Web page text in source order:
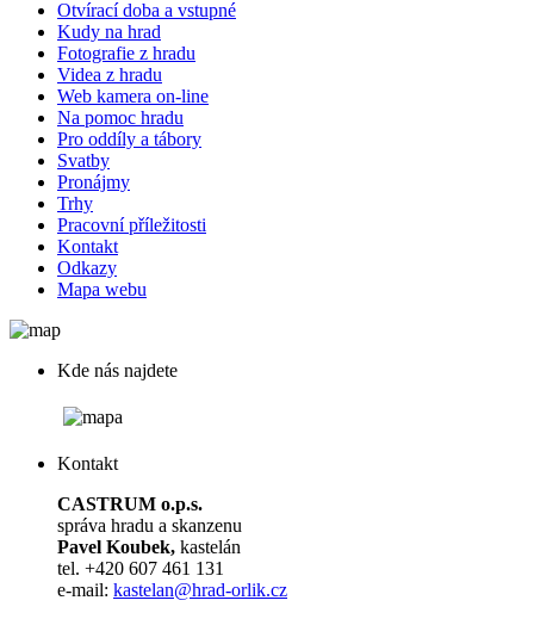
Otvírací doba a vstupné
Kudy na hrad
Fotografie z hradu
Videa z hradu
Web kamera on-line
Na pomoc hradu
Pro oddíly a tábory
Svatby
Pronájmy
Trhy
Pracovní příležitosti
Kontakt
Odkazy
Mapa webu
Kde nás najdete
Kontakt
CASTRUM o.p.s.
správa hradu a skanzenu
Pavel Koubek, kastelán
tel. +420 607 461 131
e-mail: kastelan@hrad-orlik.cz